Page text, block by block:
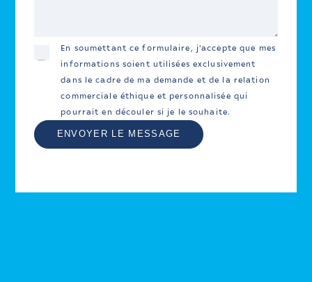
En soumettant ce formulaire, j'accepte que mes
informations soient utilisées exclusivement
dans le cadre de ma demande et de la relation
commerciale éthique et personnalisée qui
pourrait en découler si je le souhaite.